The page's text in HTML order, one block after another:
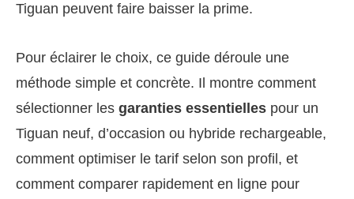
Tiguan peuvent faire baisser la prime.
Pour éclairer le choix, ce guide déroule une
méthode simple et concrète. Il montre comment
sélectionner les garanties essentielles pour un
Tiguan neuf, d’occasion ou hybride rechargeable,
comment optimiser le tarif selon son profil, et
comment comparer rapidement en ligne pour